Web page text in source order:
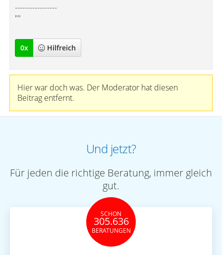
-----------------
""
0x Hilfreich
Hier war doch was. Der Moderator hat diesen
Beitrag entfernt.
Und jetzt?
Für jeden die richtige Beratung, immer gleich
gut.
SCHON
305.636
BERATUNGEN